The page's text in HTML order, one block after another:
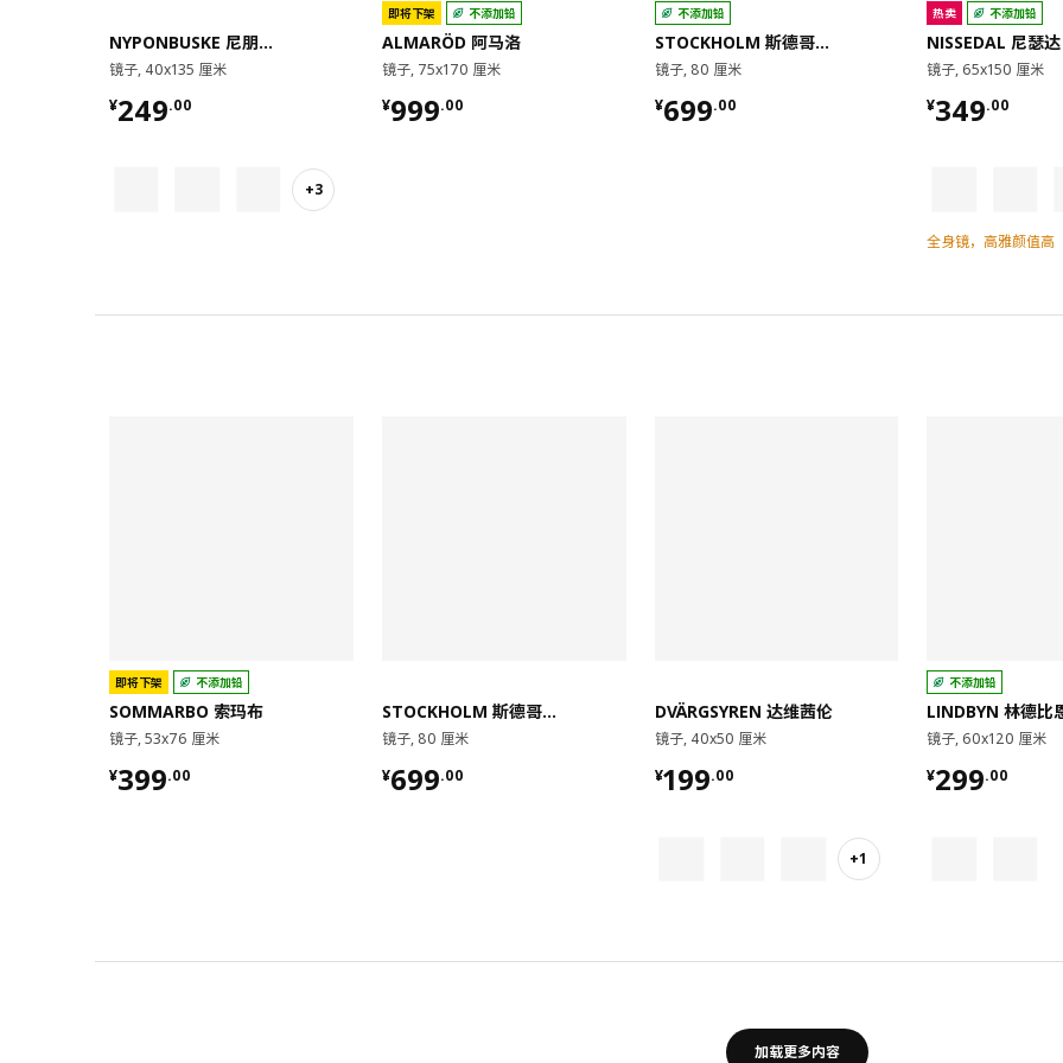
NYPONBUSKE 尼朋布格
镜子, 40x135 厘米
¥249.00
¥ 249.00
+3
即将下架 不添加铅
ALMARÖD 阿马洛
镜子, 75x170 厘米
¥999.00
¥ 999.00
不添加铅
STOCKHOLM 斯德哥尔摩
镜子, 80 厘米
¥699.00
¥ 699.00
热卖 不添加铅
NISSEDAL 尼瑟达
镜子, 65x150 厘米
¥349.00
¥ 349.00
全身镜，高雅颜值高
即将下架 不添加铅
SOMMARBO 索玛布
镜子, 53x76 厘米
¥399.00
¥ 399.00
STOCKHOLM 斯德哥尔摩
镜子, 80 厘米
¥699.00
¥ 699.00
DVÄRGSYREN 达维茜伦
镜子, 40x50 厘米
¥199.00
¥ 199.00
+1
不添加铅
LINDBYN 林德比
镜子, 60x120 厘米
¥299.00
¥ 299.00
加载更多内容